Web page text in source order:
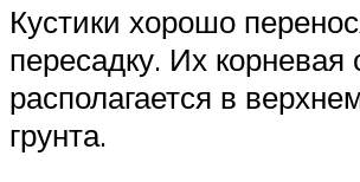
Кустики хорошо
пересадку. Их корневая
располагается в
грунта.